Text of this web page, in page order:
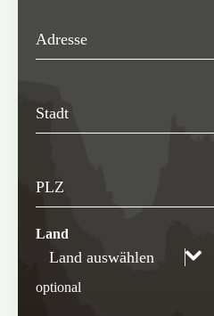
Adresse
Stadt
PLZ
Land
Land auswählen
optional